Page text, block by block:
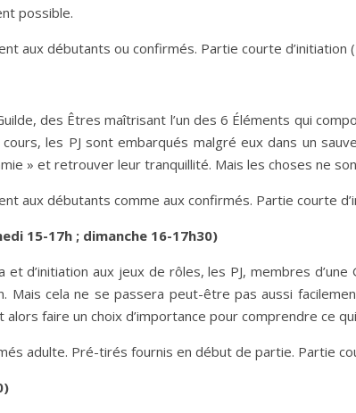
possible.
aux débutants ou confirmés. Partie courte d’initiation
des Êtres maîtrisant l’un des 6 Éléments qui
les PJ sont embarqués malgré eux dans un
» et retrouver leur tranquillité. Mais les choses ne
aux débutants comme aux confirmés. Partie courte
15-17h ; dimanche 16-17h30)
d’initiation aux jeux de rôles, les PJ, membres
Mais cela ne se passera peut-être pas aussi
faire un choix d’importance pour comprendre ce
adulte. Pré-tirés fournis en début de partie. Partie